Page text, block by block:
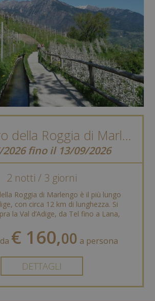
Il Sentiero della Roggia di Marlengo
2026 fino il 13/09/2026
2 notti / 3 giorni
Roggia di Marlengo è il più lungo
con circa 12 km di lunghezza. Si
la Val d’Adige, da Tel fino a Lana,
€ 160,00 a persona
DETTAGLI